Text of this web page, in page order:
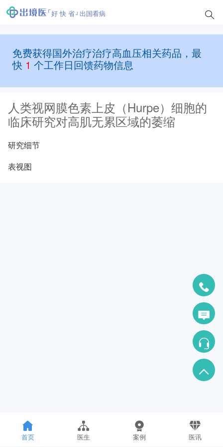
好 快 省 出国看病
免费获得国外治疗治疗高血压相关药品，最
快 1 个工作日回馈药物信息
人类视网膜色素上皮（Hurpe）细胞的
临床研究对高肌无累区域的萎缩
研究细节
表视图
首页 医生 案例 医讯